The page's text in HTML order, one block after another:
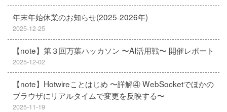
年末年始休業のお知らせ(2025-2026年)
2025-12-25
【note】第３回万葉ハッカソン 〜AI活用戦〜 開催レポート
2025-12-02
【note】Hotwireことはじめ 〜詳解④ WebSocketでほかの
ブラウザにリアルタイムで変更を反映する〜
2025-11-19